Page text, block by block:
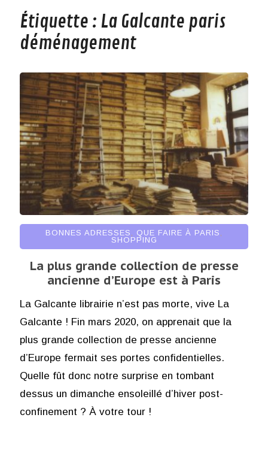
Étiquette : La Galcante paris
déménagement
BONNES ADRESSES QUE FAIRE À PARIS
SHOPPING
La plus grande collection de presse
ancienne d’Europe est à Paris
La Galcante librairie n’est pas morte, vive La
Galcante ! Fin mars 2020, on apprenait que la
plus grande collection de presse ancienne
d’Europe fermait ses portes confidentielles.
Quelle fût donc notre surprise en tombant
dessus un dimanche ensoleillé d’hiver post-
confinement ? À votre tour !